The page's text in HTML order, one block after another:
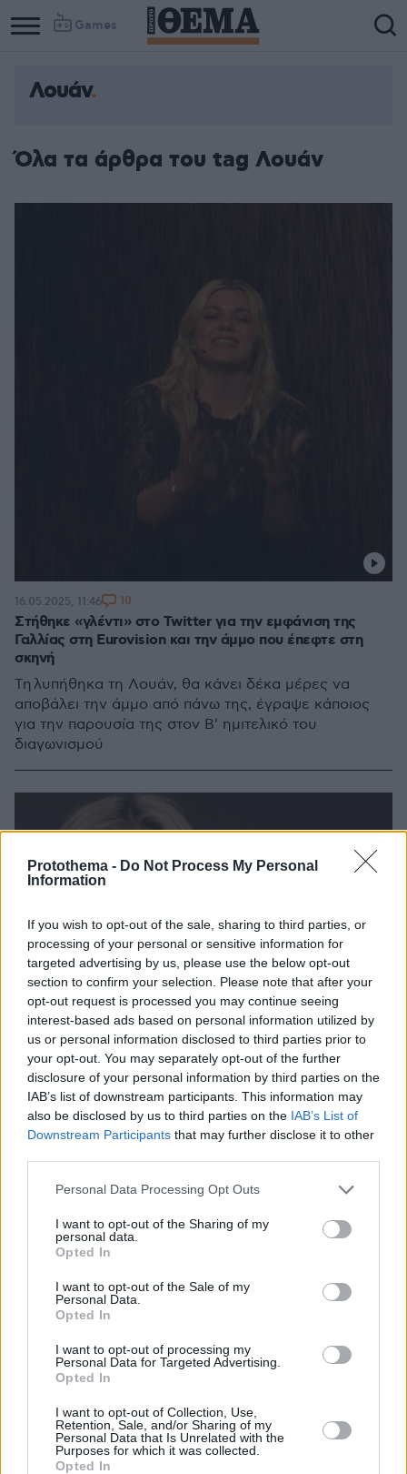
Protothema - Do Not Process My Personal
Information
If you wish to opt-out of the sale, sharing to third parties, or
processing of your personal or sensitive information for
targeted advertising by us, please use the below opt-out
section to confirm your selection. Please note that after your
opt-out request is processed you may continue seeing
interest-based ads based on personal information utilized by
us or personal information disclosed to third parties prior to
your opt-out. You may separately opt-out of the further
disclosure of your personal information by third parties on the
IAB’s list of downstream participants. This information may
also be disclosed by us to third parties on the IAB’s List of
Downstream Participants that may further disclose it to other
Please note that this website/app uses one or more Google
not limited to your visit or usage behaviour. You may click to
grant or deny consent to Google and its third-party tags to
use your data for below specified purposes in below Google
consent section.
Personal Data Processing Opt Outs
I want to opt-out of the Sharing of my
personal data.
Opted In
I want to opt-out of the Sale of my
Personal Data.
Opted In
I want to opt-out of processing my
Personal Data for Targeted Advertising.
Opted In
I want to opt-out of Collection, Use,
Retention, Sale, and/or Sharing of my
Personal Data that Is Unrelated with the
Purposes for which it was collected.
Opted In
Games
Λουάν
Όλα τα άρθρα του tag Λουάν
Στήθηκε «γλέντι» στο Twitter για την εμφάνιση της
Γαλλίας στη Eurovision και την άμμο που έπεφτε στη
σκηνή
Τη λυπήθηκα τη Λουάν, θα κάνει δέκα μέρες να
αποβάλει την άμμο από πάνω της, έγραψε κάποιος
για την παρουσία της στον Β' ημιτελικό του
διαγωνισμού
16.05.2025, 11:46 10
τη μητέρα της και η τρίτη θέση στα προγνωστικά
Η εκπρόσωπος της Γαλλίας θα διαγωνιστεί με το
01.05.2025, 19:00 6